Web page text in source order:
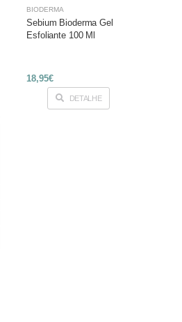
BIODERMA
Sebium Bioderma Gel
Esfoliante 100 Ml
18,95€
DETALHE